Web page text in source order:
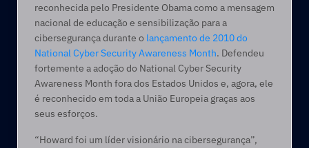
reconhecida pelo Presidente Obama como a mensagem
nacional de educação e sensibilização para a
cibersegurança durante o lançamento de 2010 do
National Cyber Security Awareness Month. Defendeu
fortemente a adoção do National Cyber Security
Awareness Month fora dos Estados Unidos e, agora, ele
é reconhecido em toda a União Europeia graças aos
seus esforços.
“Howard foi um líder visionário na cibersegurança”,